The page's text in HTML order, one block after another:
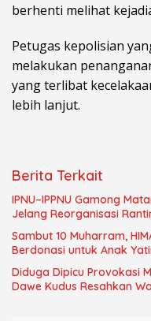
berhenti melihat
Petugas kepolisian
melakukan
yang terlibat
lebih lanjut.
Berita Terkait
IPNU–IPPNU Gamong
Jelang Reorganisasi
Sambut 10 Muharram,
Berdonasi untuk Anak
Diduga Dipicu Provokasi
Dawe Kudus Resahkan